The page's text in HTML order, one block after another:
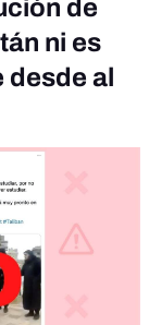
de
ni es
al